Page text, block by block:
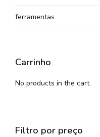
ferramentas
Carrinho
No products in the cart.
Filtro por preço